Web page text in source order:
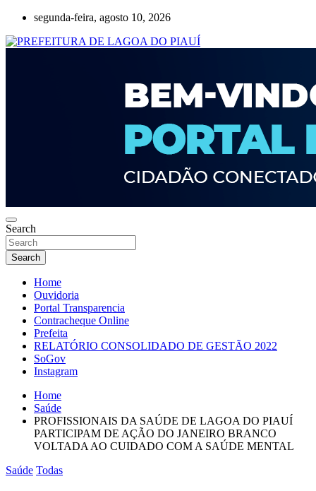
Skip
content
segunda-feira, agosto 10, 2026
Search
Search
Home
Ouvidoria
Portal Transparencia
Contracheque Online
Prefeita
RELATÓRIO CONSOLIDADO DE GESTÃO 2022
SoGov
Instagram
Home
Saúde
PROFISSIONAIS DA SAÚDE DE LAGOA DO PIAUÍ
PARTICIPAM DE AÇÃO DO JANEIRO BRANCO
VOLTADA AO CUIDADO COM A SAÚDE MENTAL
Saúde Todas